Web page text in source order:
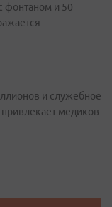
фонтаном и 50
и служебное
медиков